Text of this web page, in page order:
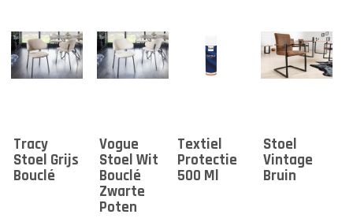
Tracy
Stoel Grijs
Bouclé
Vogue
Stoel Wit
Bouclé
Zwarte
Poten
Textiel
Protectie
500 Ml
Stoel
Vintage
Bruin